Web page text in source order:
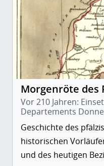
Morgenröte des
Vor 210 Jahren:
Departements
Geschichte des
historischen
und des heutigen